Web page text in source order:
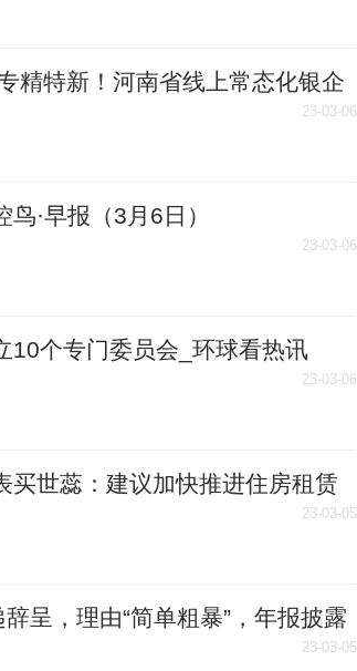
精特新！河南省线上常态化银企
23-03-06
·早报（3月6日）
23-03-06
10个专门委员会_环球看热讯
23-03-06
买世蕊：建议加快推进住房租赁
23-03-05
呈，理由“简单粗暴”，年报披露
23-03-05